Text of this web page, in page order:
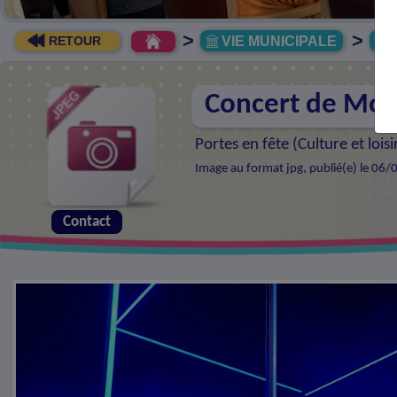
RETOUR > VIE MUNICIPALE >
Concert de
Portes en fête (Culture et
Image au format jpg, publié(e) le
Contact